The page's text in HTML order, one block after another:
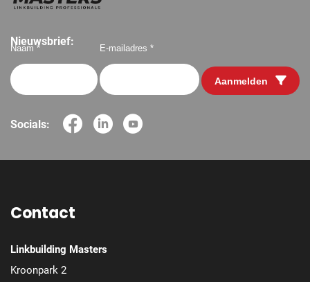
Nieuwsbrief:
Naam * E-mailadres *
Aanmelden
Socials:
Contact
Linkbuilding Masters
Kroonpark 2